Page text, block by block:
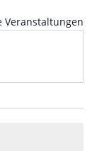
Veranstaltungen